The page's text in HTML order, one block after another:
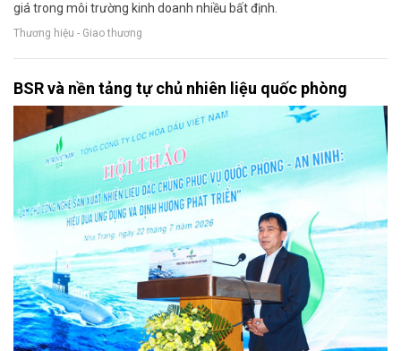
giá trong môi trường kinh doanh nhiều bất định.
Thương hiệu - Giao thương
BSR và nền tảng tự chủ nhiên liệu quốc phòng